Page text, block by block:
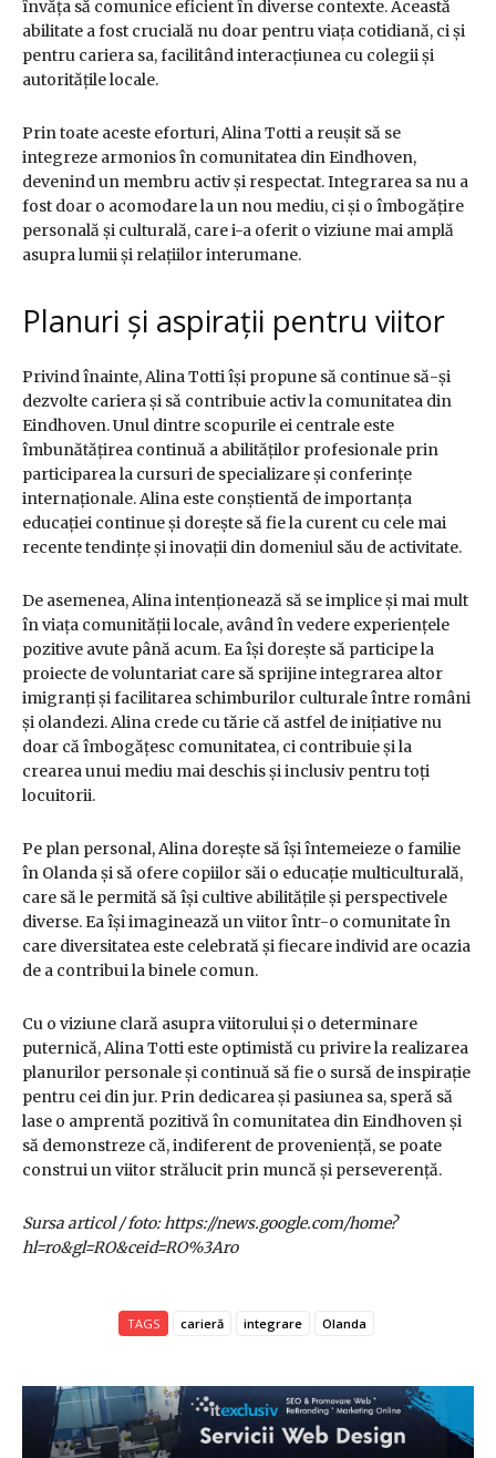
învăța să comunice eficient în diverse contexte. Această
abilitate a fost crucială nu doar pentru viața cotidiană, ci și
pentru cariera sa, facilitând interacțiunea cu colegii și
autoritățile locale.
Prin toate aceste eforturi, Alina Totti a reușit să se
integreze armonios în comunitatea din Eindhoven,
devenind un membru activ și respectat. Integrarea sa nu a
fost doar o acomodare la un nou mediu, ci și o îmbogățire
personală și culturală, care i-a oferit o viziune mai amplă
asupra lumii și relațiilor interumane.
Planuri și aspirații pentru viitor
Privind înainte, Alina Totti își propune să continue să-și
dezvolte cariera și să contribuie activ la comunitatea din
Eindhoven. Unul dintre scopurile ei centrale este
îmbunătățirea continuă a abilităților profesionale prin
participarea la cursuri de specializare și conferințe
internaționale. Alina este conștientă de importanța
educației continue și dorește să fie la curent cu cele mai
recente tendințe și inovații din domeniul său de activitate.
De asemenea, Alina intenționează să se implice și mai mult
în viața comunității locale, având în vedere experiențele
pozitive avute până acum. Ea își dorește să participe la
proiecte de voluntariat care să sprijine integrarea altor
imigranți și facilitarea schimburilor culturale între români
și olandezi. Alina crede cu tărie că astfel de inițiative nu
doar că îmbogățesc comunitatea, ci contribuie și la
crearea unui mediu mai deschis și inclusiv pentru toți
locuitorii.
Pe plan personal, Alina dorește să își întemeieze o familie
în Olanda și să ofere copiilor săi o educație multiculturală,
care să le permită să își cultive abilitățile și perspectivele
diverse. Ea își imaginează un viitor într-o comunitate în
care diversitatea este celebrată și fiecare individ are ocazia
de a contribui la binele comun.
Cu o viziune clară asupra viitorului și o determinare
puternică, Alina Totti este optimistă cu privire la realizarea
planurilor personale și continuă să fie o sursă de inspirație
pentru cei din jur. Prin dedicarea și pasiunea sa, speră să
lase o amprentă pozitivă în comunitatea din Eindhoven și
să demonstreze că, indiferent de proveniență, se poate
construi un viitor strălucit prin muncă și perseverență.
Sursa articol / foto: https://news.google.com/home?
hl=ro&gl=RO&ceid=RO%3Aro
TAGS carieră integrare Olanda